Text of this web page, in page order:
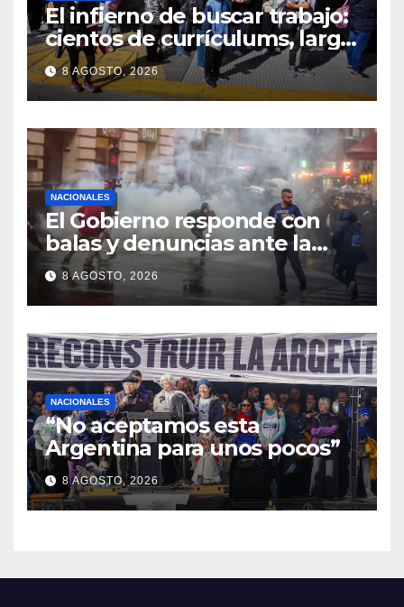
El infierno de buscar trabajo:
cientos de currículums, larga
espera y menos puestos
registrados
8 AGOSTO, 2026
NACIONALES
El Gobierno responde con
balas y denuncias ante la
protesta
8 AGOSTO, 2026
NACIONALES
“No aceptamos esta
Argentina para unos pocos”
8 AGOSTO, 2026